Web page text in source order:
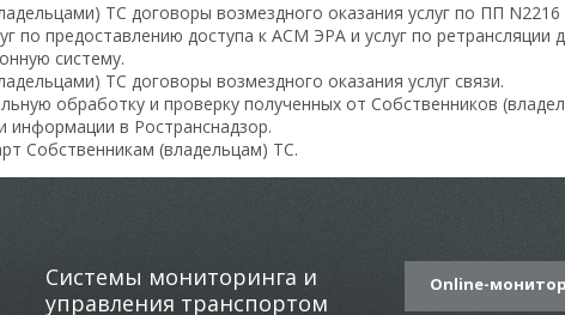
ТС договоры возмездного оказания услуг по ПП
по предоставлению доступа к АСМ ЭРА и услуг по
систему.
ТС договоры возмездного оказания услуг связи.
обработку и проверку полученных от Собственников
в Ространснадзор.
Собственникам (владельцам) ТС.
Системы мониторинга и
управления транспортом
Online-